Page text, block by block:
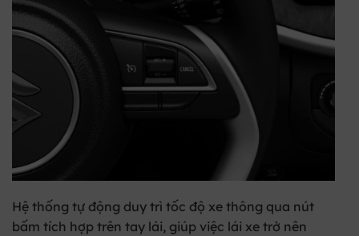
Hệ thống tự động duy trì tốc độ xe thông qua nút
bấm tích hợp trên tay lái, giúp việc lái xe trở nên